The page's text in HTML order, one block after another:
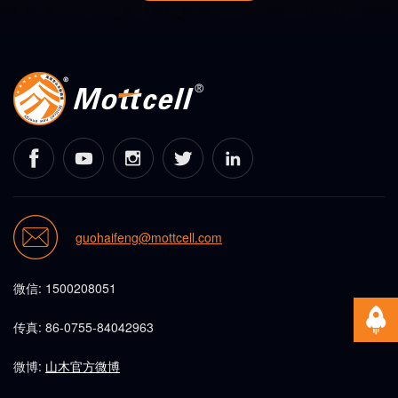
guohaifeng@mottcell.com
微信: 1500208051
传真: 86-0755-84042963
微博: 山木官方微博